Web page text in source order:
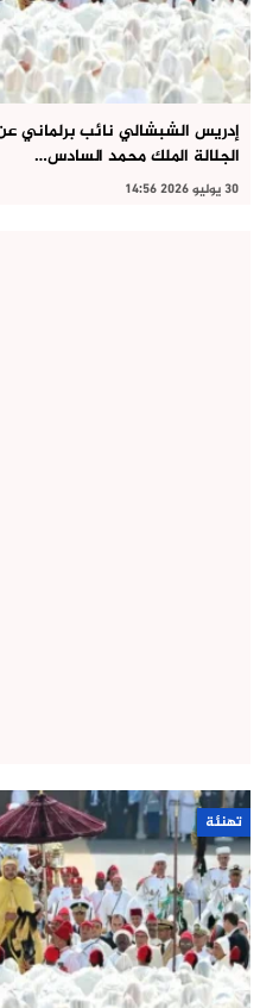
إدريس الشبشالي نائب برلماني
الجلالة الملك محمد السادس…
30 يوليو 2026 14:56
تهنئة